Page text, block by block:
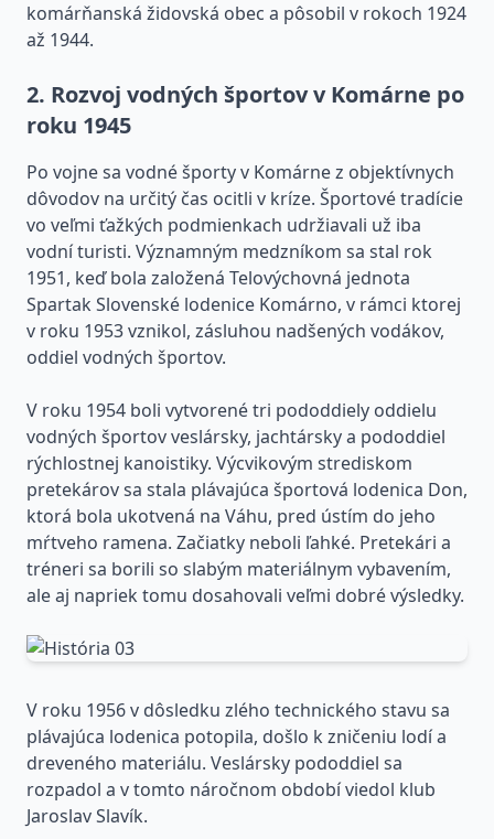
komárňanská židovská obec a pôsobil v rokoch 1924
až 1944.
2. Rozvoj vodných športov v Komárne po
roku 1945
Po vojne sa vodné športy v Komárne z objektívnych
dôvodov na určitý čas ocitli v kríze. Športové tradície
vo veľmi ťažkých podmienkach udržiavali už iba
vodní turisti. Významným medzníkom sa stal rok
1951, keď bola založená Telovýchovná jednota
Spartak Slovenské lodenice Komárno, v rámci ktorej
v roku 1953 vznikol, zásluhou nadšených vodákov,
oddiel vodných športov.
V roku 1954 boli vytvorené tri pododdiely oddielu
vodných športov veslársky, jachtársky a pododdiel
rýchlostnej kanoistiky. Výcvikovým strediskom
pretekárov sa stala plávajúca športová lodenica Don,
ktorá bola ukotvená na Váhu, pred ústím do jeho
mŕtveho ramena. Začiatky neboli ľahké. Pretekári a
tréneri sa borili so slabým materiálnym vybavením,
ale aj napriek tomu dosahovali veľmi dobré výsledky.
V roku 1956 v dôsledku zlého technického stavu sa
plávajúca lodenica potopila, došlo k zničeniu lodí a
dreveného materiálu. Veslársky pododdiel sa
rozpadol a v tomto náročnom období viedol klub
Jaroslav Slavík.